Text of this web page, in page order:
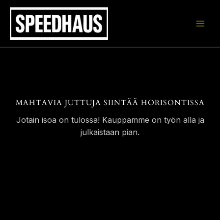
Siirry
sisältöön
MAHTAVIA JUTTUJA SIINTÄÄ HORISONTISSA
Jotain isoa on tulossa! Kauppamme on työn alla ja
julkaistaan pian.